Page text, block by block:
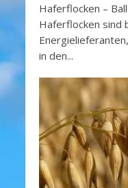
Haferflocken –
Haferflocken sind
in den...